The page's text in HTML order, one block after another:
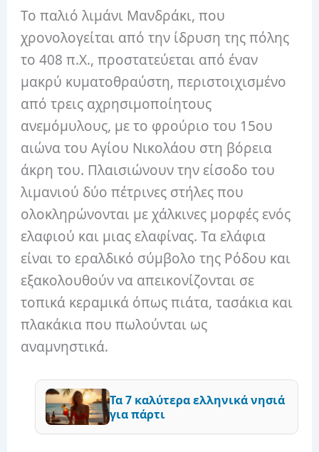
Το παλιό λιμάνι Μανδράκι, που
χρονολογείται από την ίδρυση της πόλης
το 408 π.Χ., προστατεύεται από έναν
μακρύ κυματοθραύστη, περιστοιχισμένο
από τρεις αχρησιμοποίητους
ανεμόμυλους, με το φρούριο του 15ου
αιώνα του Αγίου Νικολάου στη βόρεια
άκρη του. Πλαισιώνουν την είσοδο του
λιμανιού δύο πέτρινες στήλες που
ολοκληρώνονται με χάλκινες μορφές ενός
ελαφιού και μιας ελαφίνας. Τα ελάφια
είναι το εραλδικό σύμβολο της Ρόδου και
εξακολουθούν να απεικονίζονται σε
τοπικά κεραμικά όπως πιάτα, τασάκια και
πλακάκια που πωλούνται ως
αναμνηστικά.
Τα 7 καλύτερα ελληνικά νησιά
για πάρτι